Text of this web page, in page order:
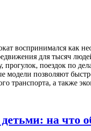
воспринимался как
для тысяч
прогулок, поездок по
модели позволяют
транспорта, а также
на что